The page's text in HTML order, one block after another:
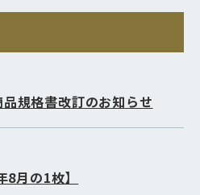
規格書改訂のお知らせ
月の1枚】